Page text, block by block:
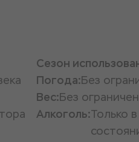
Сезон
Погода:Без
Вес:Без
Алкоголь:Только